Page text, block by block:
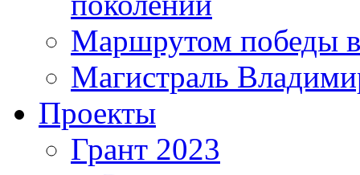
Маршрутом победы
Магистраль
Проекты
Грант 2023